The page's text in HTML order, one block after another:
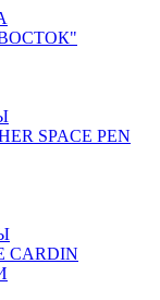
SPACE PEN
CARDIN